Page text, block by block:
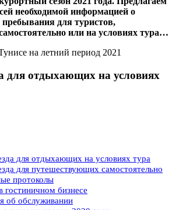
необходимой информацией о
пребывания для туристов,
или на условиях тура…
для отдыхающих на условиях
для отдыхающих на условиях тура
для путешествующих самостоятельно
протоколы
гостиничном бизнесе
об обслуживании